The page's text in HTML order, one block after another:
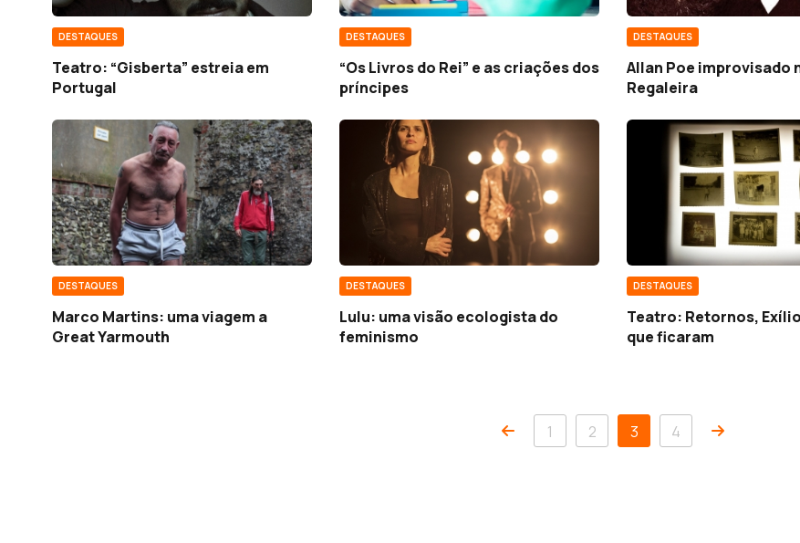
DESTAQUES
Teatro: “Gisberta” estreia em
Portugal
DESTAQUES
“Os Livros do Rei” e as criações dos
príncipes
DESTAQUES
Allan Poe improvisado
Regaleira
DESTAQUES
Marco Martins: uma viagem a
Great Yarmouth
DESTAQUES
Lulu: uma visão ecologista do
feminismo
DESTAQUES
Teatro: Retornos,
que ficaram
1 2 3 4